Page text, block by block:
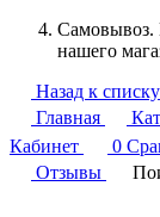
Самовывоз.
нашего
Назад к списку
Главная
Кабинет
0
Отзывы